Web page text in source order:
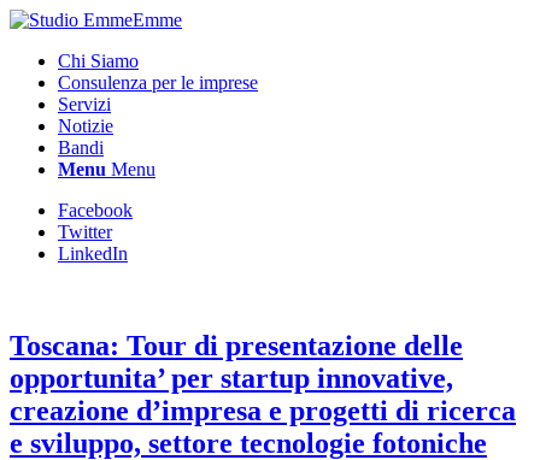
Chi Siamo
Consulenza per le imprese
Servizi
Notizie
Bandi
Menu Menu
Facebook
Twitter
LinkedIn
Toscana: Tour di presentazione delle
opportunita’ per startup innovative,
creazione d’impresa e progetti di ricerca
e sviluppo, settore tecnologie fotoniche